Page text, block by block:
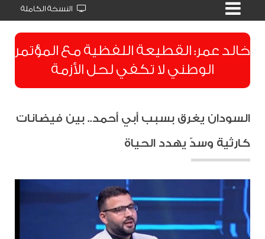
النسخة الكاملة
​خالد عمر: القطيعة اللفظية مع المؤتمر
الوطني لا تكفي لحل الأزمة
السودان يغرق بسبب أبي أحمد.. بين فيضانات
كارثية وسدّ يهدد الحياة